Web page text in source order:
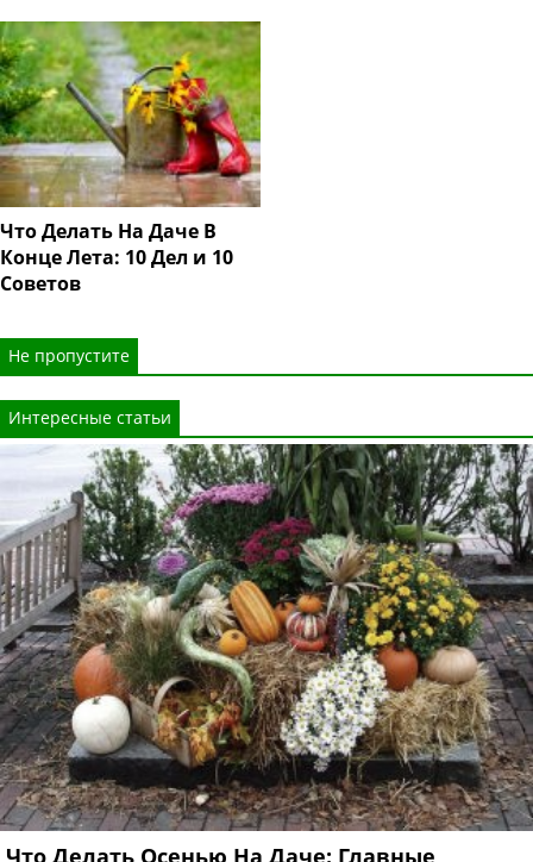
Что Делать На Даче В
Конце Лета: 10 Дел и 10
Советов
Не пропустите
Интересные статьи